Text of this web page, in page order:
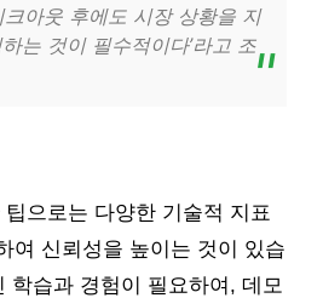
크아웃 후에도 시장 상황을 지
는 것이 필수적이다’라고 조
으로는 다양한 기술적 지표
여 신뢰성을 높이는 것이 있습
학습과 경험이 필요하여, 데모